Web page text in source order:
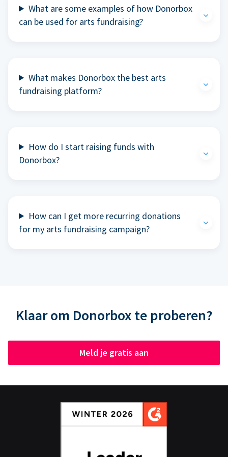
What are some examples of how Donorbox
can be used for arts fundraising?
What makes Donorbox the best arts
fundraising platform?
How do I start raising funds with
Donorbox?
How can I get more recurring donations
for my arts fundraising campaign?
Klaar om Donorbox te proberen?
Meld je gratis aan